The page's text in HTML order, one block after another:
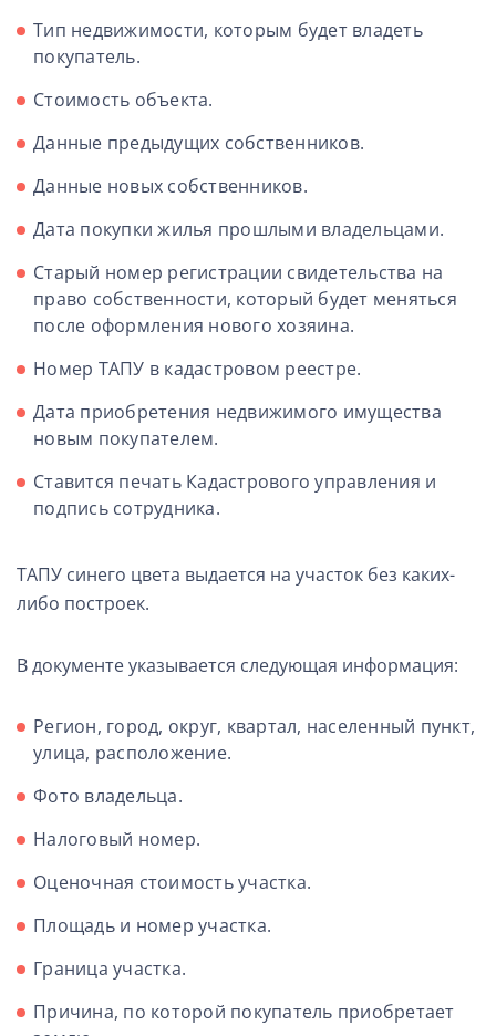
Тип недвижимости, которым будет владеть
покупатель.
Стоимость объекта.
Данные предыдущих собственников.
Данные новых собственников.
Дата покупки жилья прошлыми владельцами.
Старый номер регистрации свидетельства на
право собственности, который будет меняться
после оформления нового хозяина.
Номер ТАПУ в кадастровом реестре.
Дата приобретения недвижимого имущества
новым покупателем.
Ставится печать Кадастрового управления и
подпись сотрудника.
ТАПУ синего цвета выдается на участок без каких-
либо построек.
В документе указывается следующая информация:
Регион, город, округ, квартал, населенный пункт,
улица, расположение.
Фото владельца.
Налоговый номер.
Оценочная стоимость участка.
Площадь и номер участка.
Граница участка.
Причина, по которой покупатель приобретает